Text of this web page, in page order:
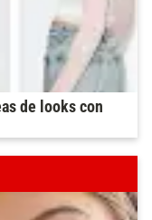
de looks con